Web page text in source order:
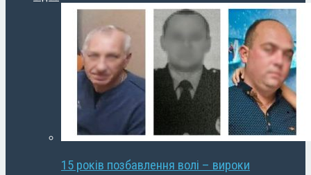
15 років позбавлення волі – вироки